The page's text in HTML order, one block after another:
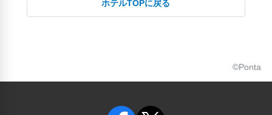
ホテルTOPに戻る
©Ponta